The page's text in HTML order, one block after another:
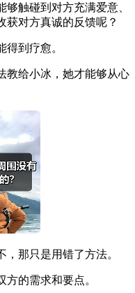
触碰到对方充满爱意、
获对方真诚的反馈呢？
到疗愈。
教给小冰，她才能够从心
那只是用错了方法。
的需求和要点。